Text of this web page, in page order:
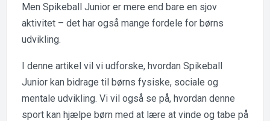
Men Spikeball Junior er mere end bare en sjov
aktivitet – det har også mange fordele for børns
udvikling.
I denne artikel vil vi udforske, hvordan Spikeball
Junior kan bidrage til børns fysiske, sociale og
mentale udvikling. Vi vil også se på, hvordan denne
sport kan hjælpe børn med at lære at vinde og tabe på